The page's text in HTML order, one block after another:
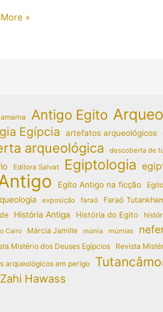
»
amarna Antigo Egito
Egípcia artefatos arqueológicos
arqueológica descoberta de
Editora Salvat Egiptologia
Egito Antigo na ficção
exposição faraó Faraó
História Antiga História do Egito
Cairo Márcia Jamille múmia múmias
Mistério dos Deuses Egípcios
Revista
arqueológicos em perigo
Zahi Hawass